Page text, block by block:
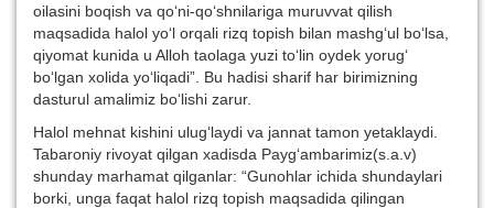
oilasini boqish va qo‘ni-qo‘shnilariga muruvvat qilish
maqsadida halol yo‘l orqali rizq topish bilan mashg‘ul bo‘lsa,
qiyomat kunida u Alloh taolaga yuzi to‘lin oydek yorug‘
bo‘lgan xolida yo‘liqadi”. Bu hadisi sharif har birimizning
dasturul amalimiz bo‘lishi zarur.
Halol mehnat kishini ulug‘laydi va jannat tamon yetaklaydi.
Tabaroniy rivoyat qilgan xadisda Payg‘ambarimiz(s.a.v)
shunday marhamat qilganlar: “Gunohlar ichida shundaylari
borki, unga faqat halol rizq topish maqsadida qilingan